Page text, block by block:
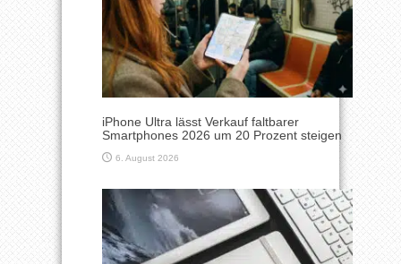
iPhone Ultra lässt Verkauf faltbarer
Smartphones 2026 um 20 Prozent steigen
6. August 2026